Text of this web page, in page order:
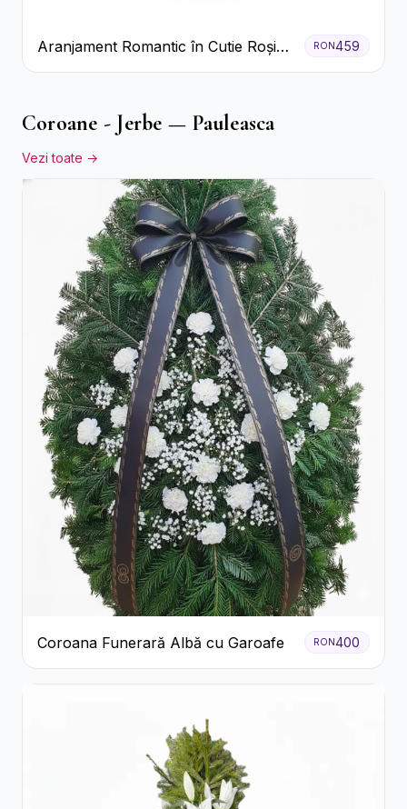
Aranjament Romantic în Cutie Roșie
cu Trandafiri și Crizanteme
RON 459
Coroane - Jerbe — Pauleasca
Vezi toate →
Coroana Funerară Albă cu Garoafe RON400